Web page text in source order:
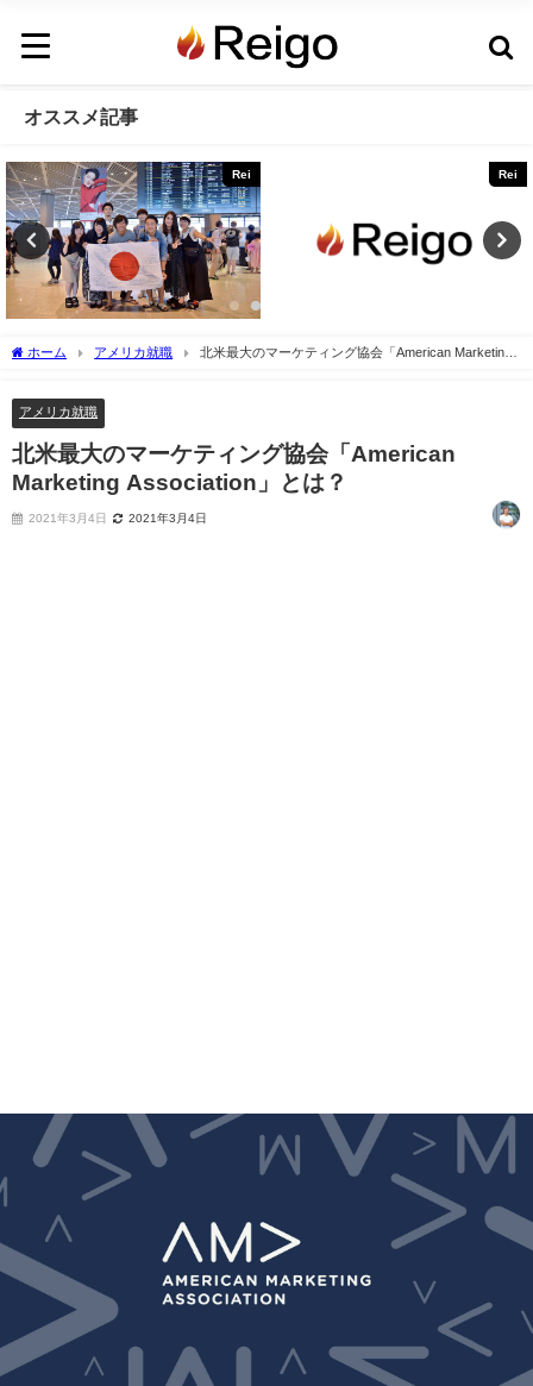
オススメ記事
Rei Rei
ホーム アメリカ就職
北米最大のマーケティング協会「American Marketing
アメリカ就職
北米最大のマーケティング協会「American
Marketing Association」とは？
2021年3月4日 2021年3月4日